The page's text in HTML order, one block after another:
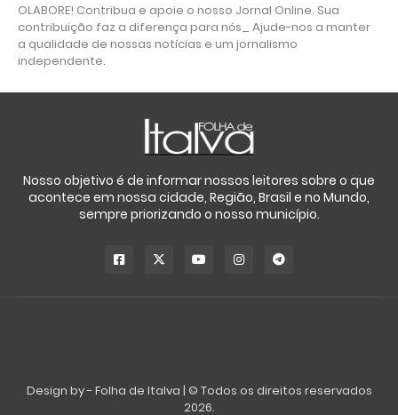
OLABORE! Contribua e apoie o nosso Jornal Online. Sua
contribuição faz a diferença para nós_ Ajude-nos a manter
a qualidade de nossas notícias e um jornalismo
independente.
Nosso objetivo é de informar nossos leitores sobre o que
acontece em nossa cidade, Região, Brasil e no Mundo,
sempre priorizando o nosso município.
Design by - Folha de Italva | © Todos os direitos reservados
2026.